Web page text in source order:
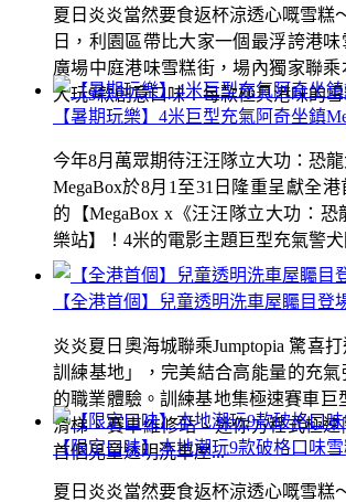
夏日炎炎當然要食返杯涼透心嘅雪糕
日，利園區帶比大家一個最浮誇港
廣場中庭港味雪糕街，場內獨家聯乘
大玩9款創意口味！每款極具港味的
【全港首個】兒童透明洗車屋矚目登
炎炎夏日奧海城聯乘Jumptopia 驚喜
訓練基地」，完美結合高能量的充
的職業體驗。訓練基地集極速賽車巨
滑梯、賽車維修站、迷你方程式極
首個兒童透明洗車屋...
【暑期玩樂】4米巨型充氣阿奇坐鎮
今年8月萬眾期待汪汪隊立大功：恐龍
MegaBox於8月1至31日隆重呈獻全
的【MegaBox x《汪汪隊立大功：
樂站】！4米的電影主題巨型充氣警犬
【限定口味】本地潮玩9款破格口味
夏日炎炎當然要食返杯涼透心嘅雪糕